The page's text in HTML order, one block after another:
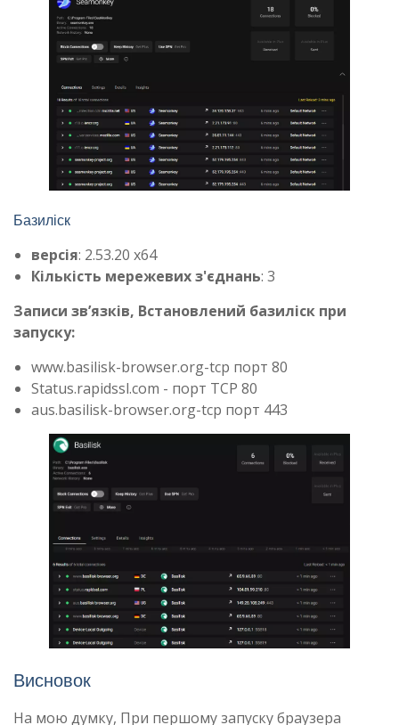
Базиліск
версія: 2.53.20 x64
Кількість мережевих з'єднань: 3
Записи зв’язків, Встановлений базиліск при
запуску:
www.basilisk-browser.org-tcp порт 80
Status.rapidssl.com - порт TCP 80
aus.basilisk-browser.org-tcp порт 443
Висновок
На мою думку, При першому запуску браузера